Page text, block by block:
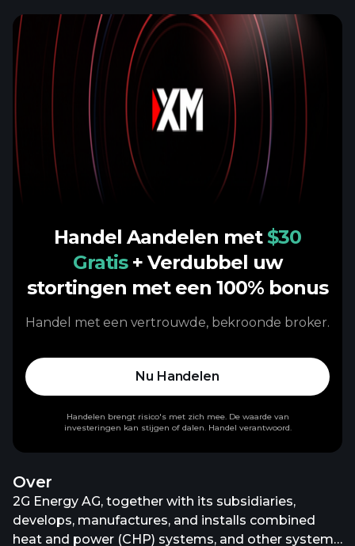
Over
2G Energy AG, together with its subsidiaries,
develops, manufactures, and installs combined
heat and power (CHP) systems, and other systems
Handel Aandelen met $30
Gratis + Verdubbel uw
stortingen met een 100% bonus
Handel met een vertrouwde, bekroonde broker.
Nu Handelen
Handelen brengt risico's met zich mee. De waarde van
investeringen kan stijgen of dalen. Handel verantwoord.